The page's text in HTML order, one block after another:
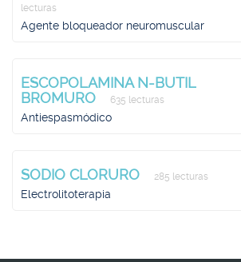
lecturas
Agente bloqueador neuromuscular
ESCOPOLAMINA N-BUTIL
BROMURO
635 lecturas
Antiespasmódico
SODIO CLORURO 285 lecturas
Electrolitoterapia